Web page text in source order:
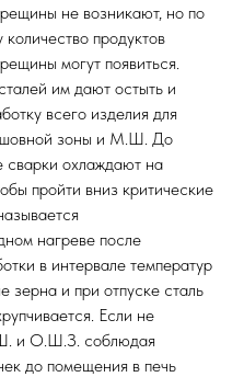
не возникают, но по
продуктов
могут появиться.
им дают остыть и
всего изделия для
зоны и М.Ш. До
сварки охлаждают на
пройти вниз критические
нагреве после
в интервале температур
и при отпуске сталь
Если не
и О.Ш.З. соблюдая
до помещения в печь